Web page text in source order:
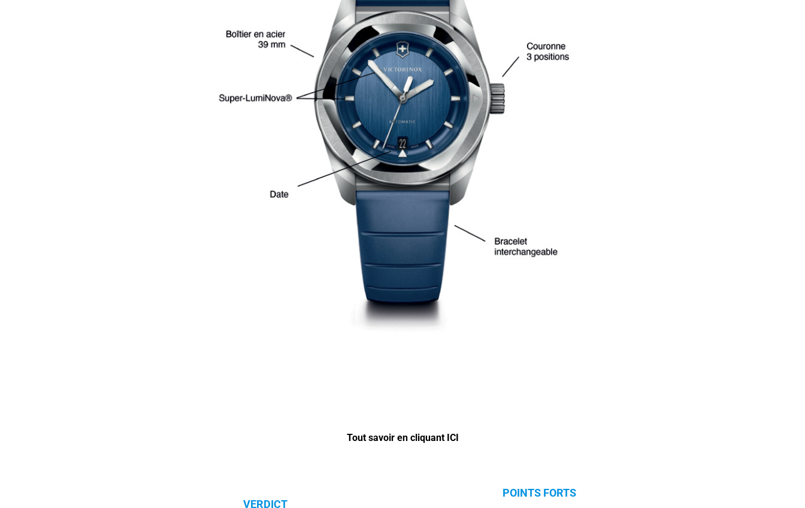
Tout savoir en cliquant ICI
VERDICT
POINTS FORTS